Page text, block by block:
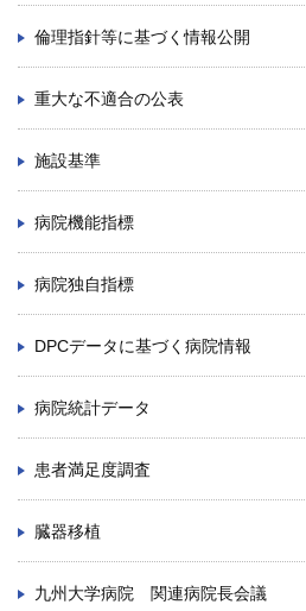
倫理指針等に基づく情報公開
重大な不適合の公表
施設基準
病院機能指標
病院独自指標
DPCデータに基づく病院情報
病院統計データ
患者満足度調査
臓器移植
九州大学病院 関連病院長会議